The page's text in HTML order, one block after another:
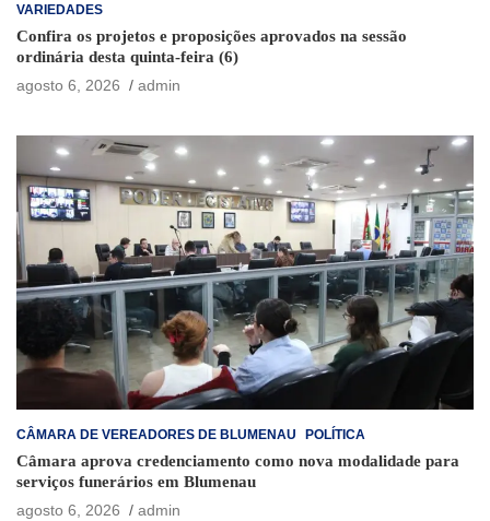
VARIEDADES
Confira os projetos e proposições aprovados na sessão
ordinária desta quinta-feira (6)
agosto 6, 2026
admin
CÂMARA DE VEREADORES DE BLUMENAU POLÍTICA
Câmara aprova credenciamento como nova modalidade para
serviços funerários em Blumenau
agosto 6, 2026
admin